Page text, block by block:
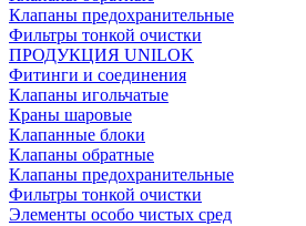
Клапаны предохранительные
Фильтры тонкой очистки
ПРОДУКЦИЯ UNILOK
Фитинги и соединения
Клапаны игольчатые
Краны шаровые
Клапанные блоки
Клапаны обратные
Клапаны предохранительные
Фильтры тонкой очистки
Элементы особо чистых сред